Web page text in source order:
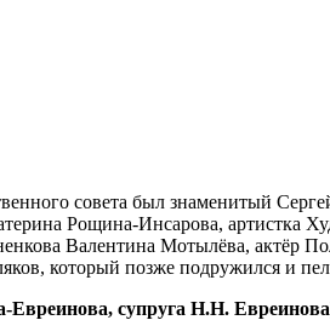
совета был знаменитый
Рощина-Инсарова, артистка
Валентина Мотылёва, актёр
который позже подружился и
супруга Н.Н.